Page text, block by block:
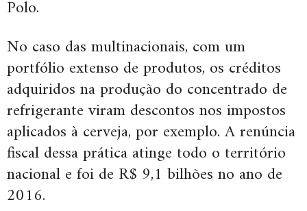
Polo.
No caso das multinacionais, com um
portfólio extenso de produtos, os créditos
adquiridos na produção do concentrado de
refrigerante viram descontos nos impostos
aplicados à cerveja, por exemplo. A renúncia
fiscal dessa prática atinge todo o território
nacional e foi de R$ 9,1 bilhões no ano de
2016.